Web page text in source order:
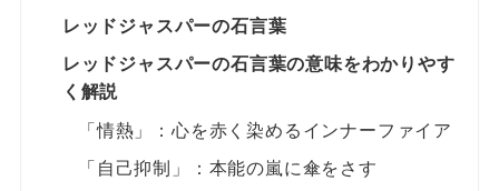
レッドジャスパーの石言葉
レッドジャスパーの石言葉の意味をわかりやす
く解説
「情熱」：心を赤く染めるインナーファイア
「自己抑制」：本能の嵐に傘をさす